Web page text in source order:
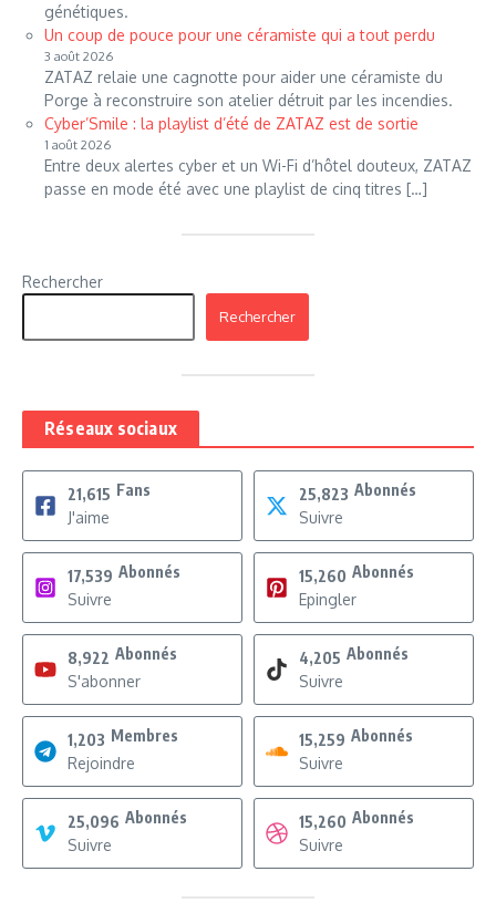
génétiques.
Un coup de pouce pour une céramiste qui a tout perdu
3 août 2026
ZATAZ relaie une cagnotte pour aider une céramiste du
Porge à reconstruire son atelier détruit par les incendies.
Cyber’Smile : la playlist d’été de ZATAZ est de sortie
1 août 2026
Entre deux alertes cyber et un Wi-Fi d’hôtel douteux, ZATAZ
passe en mode été avec une playlist de cinq titres […]
Rechercher
Rechercher
Réseaux sociaux
21,615 Fans
J'aime
25,823 Abonnés
Suivre
17,539 Abonnés
Suivre
15,260 Abonnés
Epingler
8,922 Abonnés
S'abonner
4,205 Abonnés
Suivre
1,203 Membres
Rejoindre
15,259 Abonnés
Suivre
25,096 Abonnés
Suivre
15,260 Abonnés
Suivre